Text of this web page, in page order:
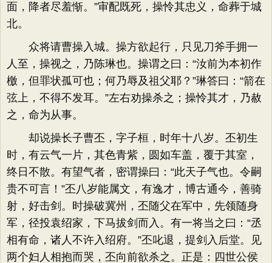
面，降者尽羞惭。”审配既死，操怜其忠义，命葬于城
北。
众将请曹操入城。操方欲起行，只见刀斧手拥一
人至，操视之，乃陈琳也。操谓之曰：“汝前为本初作
檄，但罪状孤可也；何乃辱及祖父耶？”琳答曰：“箭在
弦上，不得不发耳。”左右劝操杀之；操怜其才，乃赦
之，命为从事。
却说操长子曹丕，字子桓，时年十八岁。丕初生
时，有云气一片，其色青紫，圆如车盖，覆于其室，
终日不散。有望气者，密谓操曰：“此天子气也。令嗣
贵不可言！”丕八岁能属文，有逸才，博古通今，善骑
射，好击剑。时操破冀州，丕随父在军中，先领随身
军，径投袁绍家，下马拔剑而入。有一将当之曰：“丞
相有命，诸人不许入绍府。”丕叱退，提剑入后堂。见
两个妇人相抱而哭，丕向前欲杀之。正是：四世公侯